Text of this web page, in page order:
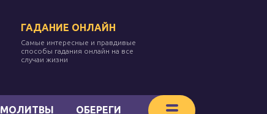
ГАДАНИЕ ОНЛАЙН
Самые интересные и правдивые
способы гадания онлайн на все
случаи жизни
МОЛИТВЫ ОБЕРЕГИ